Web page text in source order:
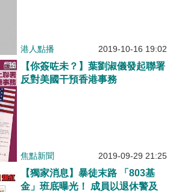
港人點播 2019-10-16 19:02
【你簽咗未？】葉劉淑儀發起聯署
反對美國干預香港事務
焦點新聞 2019-09-29 21:25
【獨家消息】暴徒末路 「803基
金」班底曝光！ 成員以退休警及